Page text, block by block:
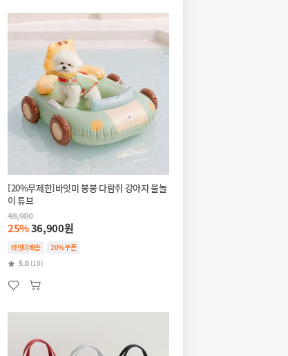
[20%무제한]바잇미 붕붕 다람쥐 강아지 물놀
이 튜브
48,900
25%36,900원
바잇미배송
20%쿠폰
5.0 (10)